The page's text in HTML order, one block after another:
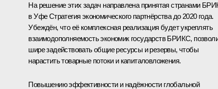
На решение этих задач направлена принятая странами
в Уфе Стратегия экономического партнёрства до 2020 года.
Убеждён, что её комплексная реализация будет укреплять
взаимодополняемость экономик государств БРИКС,
шире задействовать общие ресурсы и резервы, чтобы
нарастить товарные потоки и капиталовложения.
Повышению эффективности и надёжности глобальной